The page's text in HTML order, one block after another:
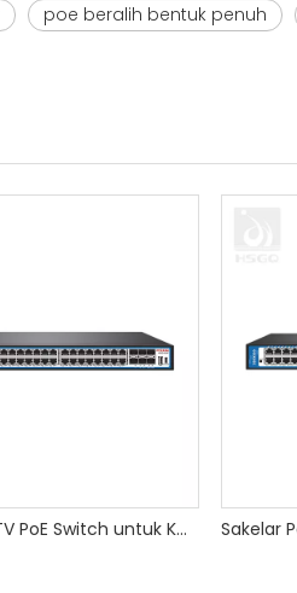
poe beralih bentuk penuh
48 * port CCTV PoE Switch untuk Kamera IP